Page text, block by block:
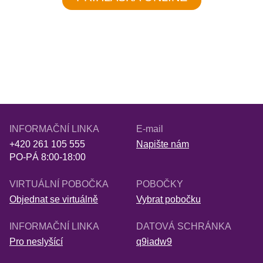
INFORMAČNÍ LINKA
+420 261 105 555
PO-PÁ 8:00-18:00
E-mail
Napište nám
VIRTUÁLNÍ POBOČKA
Objednat se virtuálně
POBOČKY
Vybrat pobočku
INFORMAČNÍ LINKA
Pro neslyšící
DATOVÁ SCHRÁNKA
q9iadw9